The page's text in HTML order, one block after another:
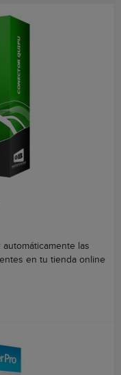
las
en tu tienda online